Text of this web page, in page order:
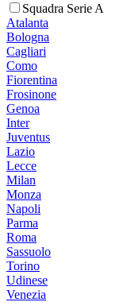
Squadra Serie A
Atalanta
Bologna
Cagliari
Como
Fiorentina
Frosinone
Genoa
Inter
Juventus
Lazio
Lecce
Milan
Monza
Napoli
Parma
Roma
Sassuolo
Torino
Udinese
Venezia